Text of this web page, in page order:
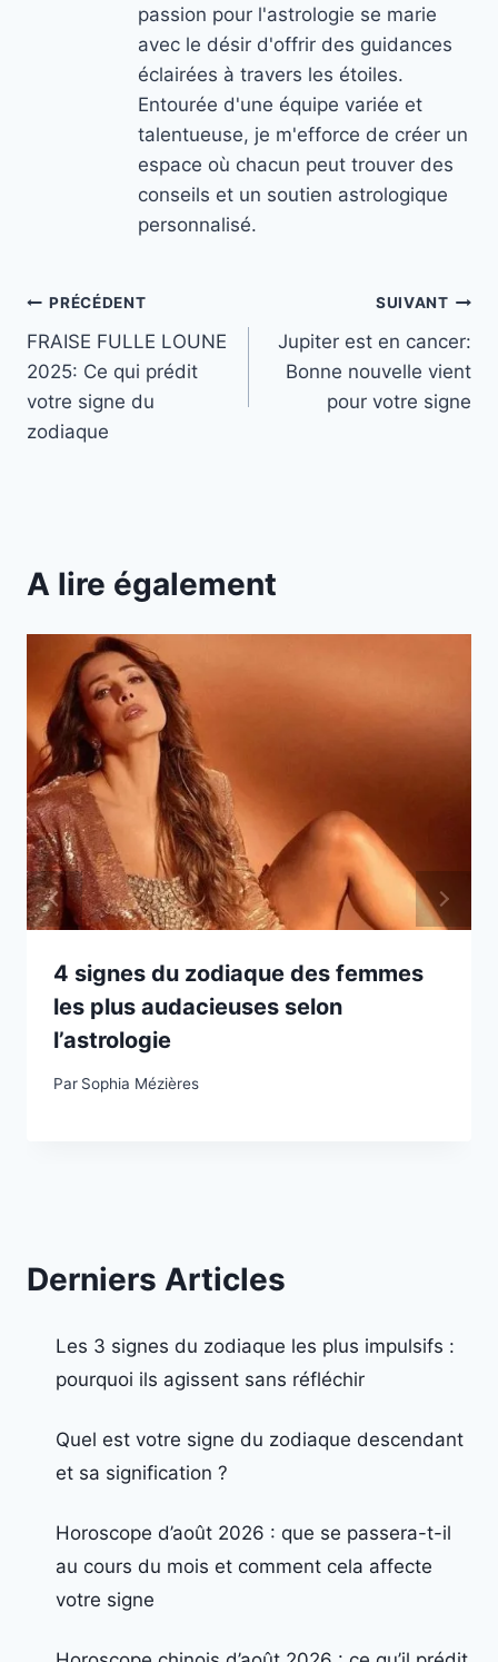
passion pour l'astrologie se marie
avec le désir d'offrir des guidances
éclairées à travers les étoiles.
Entourée d'une équipe variée et
talentueuse, je m'efforce de créer un
espace où chacun peut trouver des
conseils et un soutien astrologique
personnalisé.
Navigation
de
l’article
PRÉCÉDENT
FRAISE FULLE LOUNE
2025: Ce qui prédit
votre signe du
zodiaque
SUIVANT
Jupiter est en cancer:
Bonne nouvelle vient
pour votre signe
A lire également
4 signes du zodiaque des femmes
les plus audacieuses selon
l’astrologie
Par Sophia Mézières
Derniers Articles
Les 3 signes du zodiaque les plus impulsifs :
pourquoi ils agissent sans réfléchir
Quel est votre signe du zodiaque descendant
et sa signification ?
Horoscope d’août 2026 : que se passera-t-il
au cours du mois et comment cela affecte
votre signe